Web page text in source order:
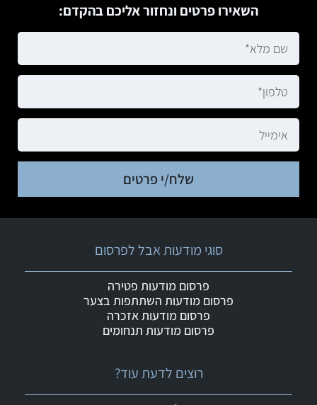
השאירו פרטים ונחזור אליכם בהקדם:
שלח/י פרטים
רוצים לדעת עוד?
סוגי מודעות אבל לפרסום
פרסום מודעות פטירה
פרסום מודעות השתתפות בצער
פרסום מודעות אזכרה
פרסום מודעות תנחומים